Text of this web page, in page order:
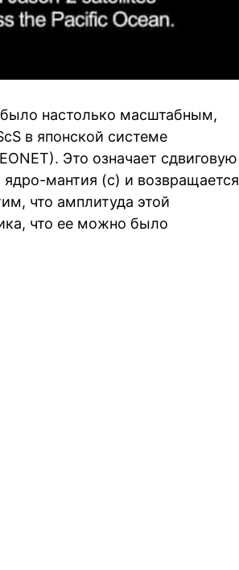
настолько масштабным,
в японской системе
Это означает сдвиговую
ядро-мантия (c) и возвращается
что амплитуда этой
что ее можно было